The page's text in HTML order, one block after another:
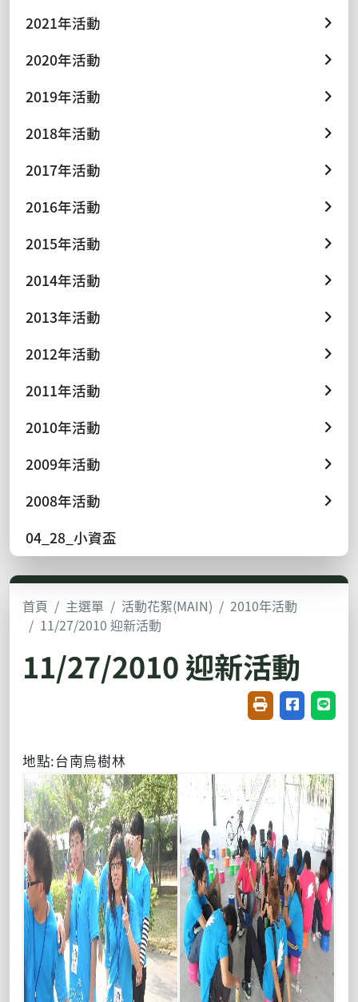
2021年活動
2020年活動
2019年活動
2018年活動
2017年活動
2016年活動
2015年活動
2014年活動
2013年活動
2012年活動
2011年活動
2010年活動
2009年活動
2008年活動
04_28_小資盃
首頁 主選單 活動花絮(MAIN)
2010年活動
11/27/2010 迎新活動
11/27/2010 迎新活動
友善列印(開新視
分享至臉書
分享
地點:台南烏樹林